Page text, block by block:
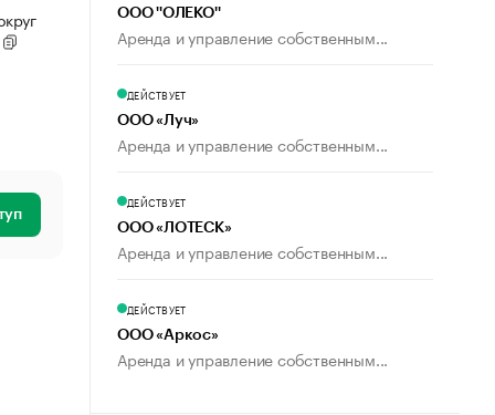
ООО ''ОЛЕКО''
Аренда и управление собственным...
ДЕЙСТВУЕТ
ООО «Луч»
Аренда и управление собственным...
ДЕЙСТВУЕТ
ООО «ЛОТЕСК»
Аренда и управление собственным...
ДЕЙСТВУЕТ
ООО «Аркос»
Аренда и управление собственным...